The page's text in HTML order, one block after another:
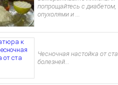
попрощайтесь с диабетом,
опухолями и ...
Чесночная настойка от ста
болезней...